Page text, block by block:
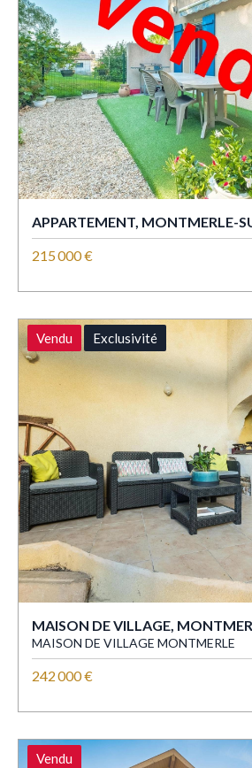
APPARTEMENT, MONTMERLE-
215 000 €
Vendu Exclusivité
MAISON DE VILLAGE,
MAISON DE VILLAGE MONTMERLE
242 000 €
Vendu